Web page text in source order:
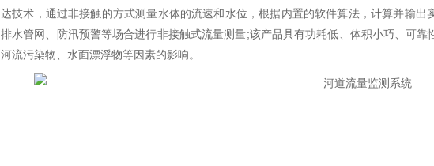
达技术，通过非接触的方式测量水体的流速和水位，根据内置的软件算法，计算并输
排水管网、防汛预警等场合进行非接触式流量测量;该产品具有功耗低、体积小巧、可靠
河流污染物、水面漂浮物等因素的影响。